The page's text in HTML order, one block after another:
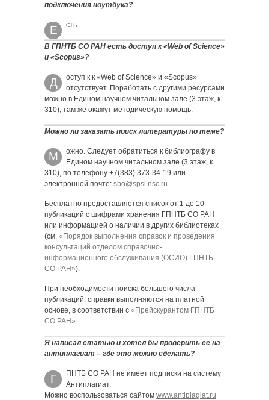
подключения ноутбука?
Е сть.
В ГПНТБ СО РАН есть доступ к «Web of Science»
и «Scopus»?
Д
оступ к к «Web of Science» и «Scopus»
отсутствует. Поработать с другими ресурсами
можно в Едином научном читальном зале (3 этаж, к.
310), там же окажут методическую помощь.
Можно ли заказать поиск литературы по теме?
М
ожно. Следует обратиться к библиографу в
Едином научном читальном зале (3 этаж, к.
310), по телефону +7(383) 373-34-19 или
электронной почте: sbo@spsl.nsc.ru.
Бесплатно предоставляется список от 1 до 10
публикаций с шифрами хранения ГПНТБ СО РАН
или информацией о наличии в других библиотеках
(см. «Порядок выполнения справок и проведения
консультаций отделом справочно-
информационного обслуживания (ОСИО) ГПНТБ
СО РАН»).
При необходимости поиска большего числа
публикаций, справки выполняются на платной
основе, в соответствии с «Прейскурантом ГПНТБ
СО РАН».
Я написал статью и хотел бы проверить её на
антиплагиат – где это можно сделать?
Г
ПНТБ СО РАН не имеет подписки на систему
Антиплагиат.
Можно воспользоваться сайтом www.antiplagiat.ru